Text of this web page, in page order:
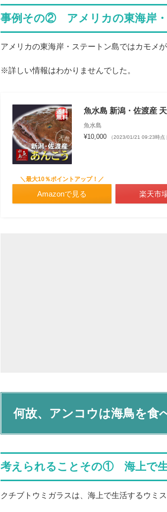
事例その② アメリカの東海岸
アメリカの東海岸・ステートン島ではカモメ
※詳しい情報はわかりませんでした。
魚水島 新潟・佐渡産
魚水島
¥10,000 （2023/01/21 09:23時点
＼最大10％ポイントアップ！／
Amazonで見る 楽天市
何故、アンコウは海鳥を食
考えられることその① 海上で
クチブトウミガラスは、海上で生活するウミス